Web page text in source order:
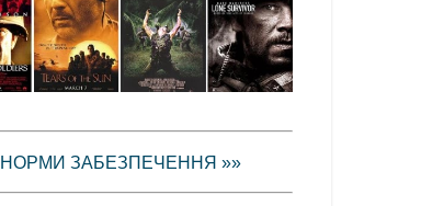
НОРМИ ЗАБЕЗПЕЧЕННЯ »»